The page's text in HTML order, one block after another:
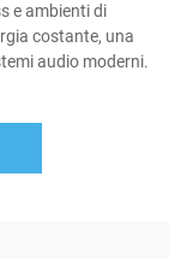
e ambienti di
costante, una
audio moderni.